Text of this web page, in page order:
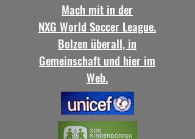
Mach mit in der
NXG World Soccer League.
Bolzen überall, in
Gemeinschaft und hier im
Web.